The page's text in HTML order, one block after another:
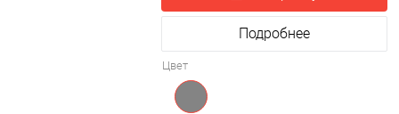
Подробнее
Цвет